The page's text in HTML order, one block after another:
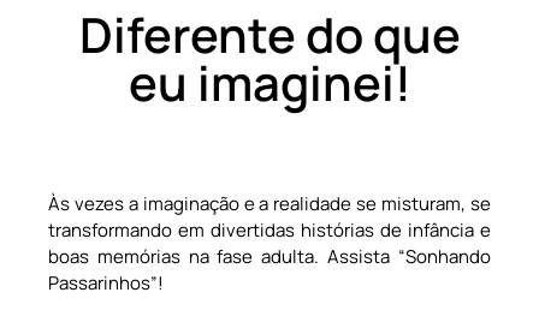
Diferente do que
eu imaginei!
Às vezes a imaginação e a realidade se misturam, se
transformando em divertidas histórias de infância e
boas memórias na fase adulta. Assista “Sonhando
Passarinhos”!